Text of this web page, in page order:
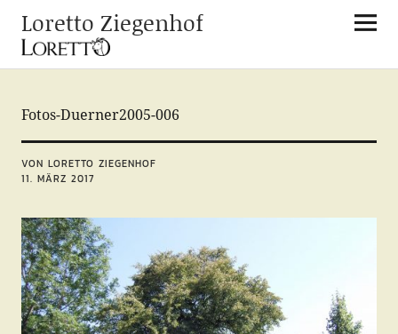
Loretto Ziegenhof
Fotos-Duerner2005-006
VON LORETTO ZIEGENHOF
11. MÄRZ 2017